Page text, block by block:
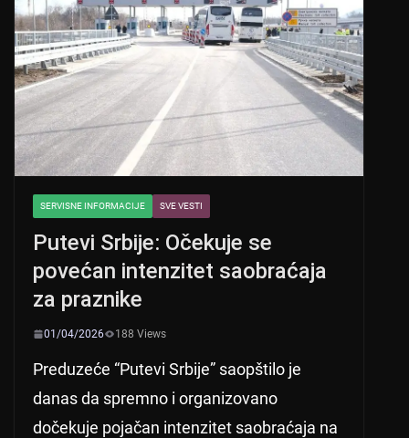
SERVISNE INFORMACIJE SVE VESTI
Putevi Srbije: Očekuje se
povećan intenzitet saobraćaja
za praznike
01/04/2026 188 Views
Preduzeće “Putevi Srbije” saopštilo je
danas da spremno i organizovano
dočekuje pojačan intenzitet saobraćaja na